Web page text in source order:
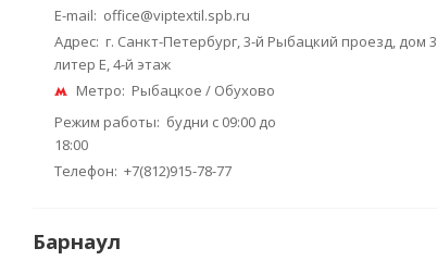
E-mail: office@viptextil.spb.ru
Адрес: г. Санкт-Петербург, 3-й Рыбацкий проезд, дом
литер Е, 4-й этаж
Метро: Рыбацкое / Обухово
Режим работы: будни с 09:00 до
18:00
Телефон: +7(812)915-78-77
Барнаул